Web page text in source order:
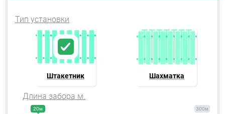
Тип установки
Штакетник Шахматка
Длина забора м.
300м
20м